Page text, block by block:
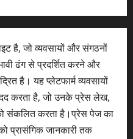
है, जो व्यवसायों और संगठनों
ढंग से प्रदर्शित करने और
है। यह प्लेटफार्म व्यवसायों
करता है, जो उनके प्रेस लेख,
संकलित करता है।प्रेस पेज का
प्रासंगिक जानकारी तक